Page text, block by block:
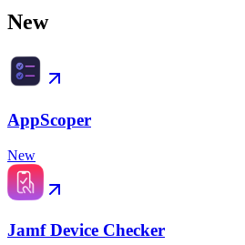
New
AppScoper
New
Jamf Device Checker